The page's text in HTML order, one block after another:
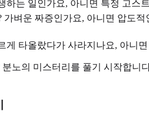
하는 일인가요, 아니면 특정 고스
벼운 짜증인가요, 아니면 압도
게 타올랐다가 사라지나요, 아니
노의 미스터리를 풀기 시작합